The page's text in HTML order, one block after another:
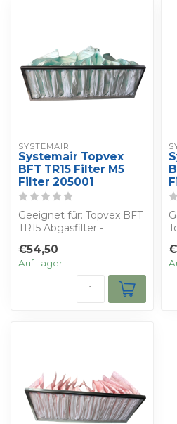
SYSTEMAIR
Systemair Topvex
BFT TR15 Filter M5
Filter 205001
Geeignet für: Topvex BFT
TR15 Abgasfilter -
eigenen Rabatt ...
€54,50
Auf Lager